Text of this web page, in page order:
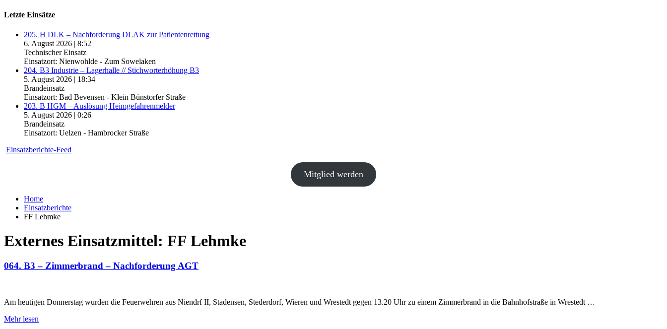
Letzte Einsätze
205. H DLK – Nachforderung DLAK zur Patientenrettung
6. August 2026 | 8:52
Technischer Einsatz
Einsatzort: Nienwohlde - Zum Sowelaken
204. B3 Industrie – Lagerhalle // Stichworterhöhung B3
5. August 2026 | 18:34
Brandeinsatz
Einsatzort: Bad Bevensen - Klein Bünstorfer Straße
203. B HGM – Auslösung Heimgefahrenmelder
5. August 2026 | 0:26
Brandeinsatz
Einsatzort: Uelzen - Hambrocker Straße
Einsatzberichte-Feed
Mitglied werden
Home
Einsatzberichte
FF Lehmke
Externes Einsatzmittel: FF Lehmke
064. B3 – Zimmerbrand – Nachforderung AGT
Am heutigen Donnerstag wurden die Feuerwehren aus Niendrf II, Stadensen, Stederdorf, Wieren und Wrestedt gegen 13.20 Uhr zu einem Zimmerbrand in die Bahnhofstraße in Wrestedt …
Mehr lesen